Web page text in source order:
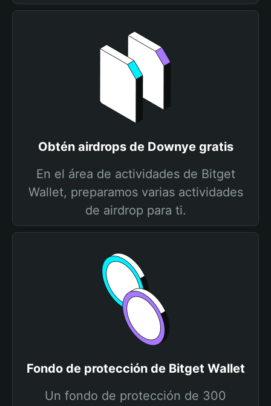
Obtén airdrops de Downye gratis
En el área de actividades de Bitget
Wallet, preparamos varias actividades
de airdrop para ti.
Fondo de protección de Bitget Wallet
Un fondo de protección de 300